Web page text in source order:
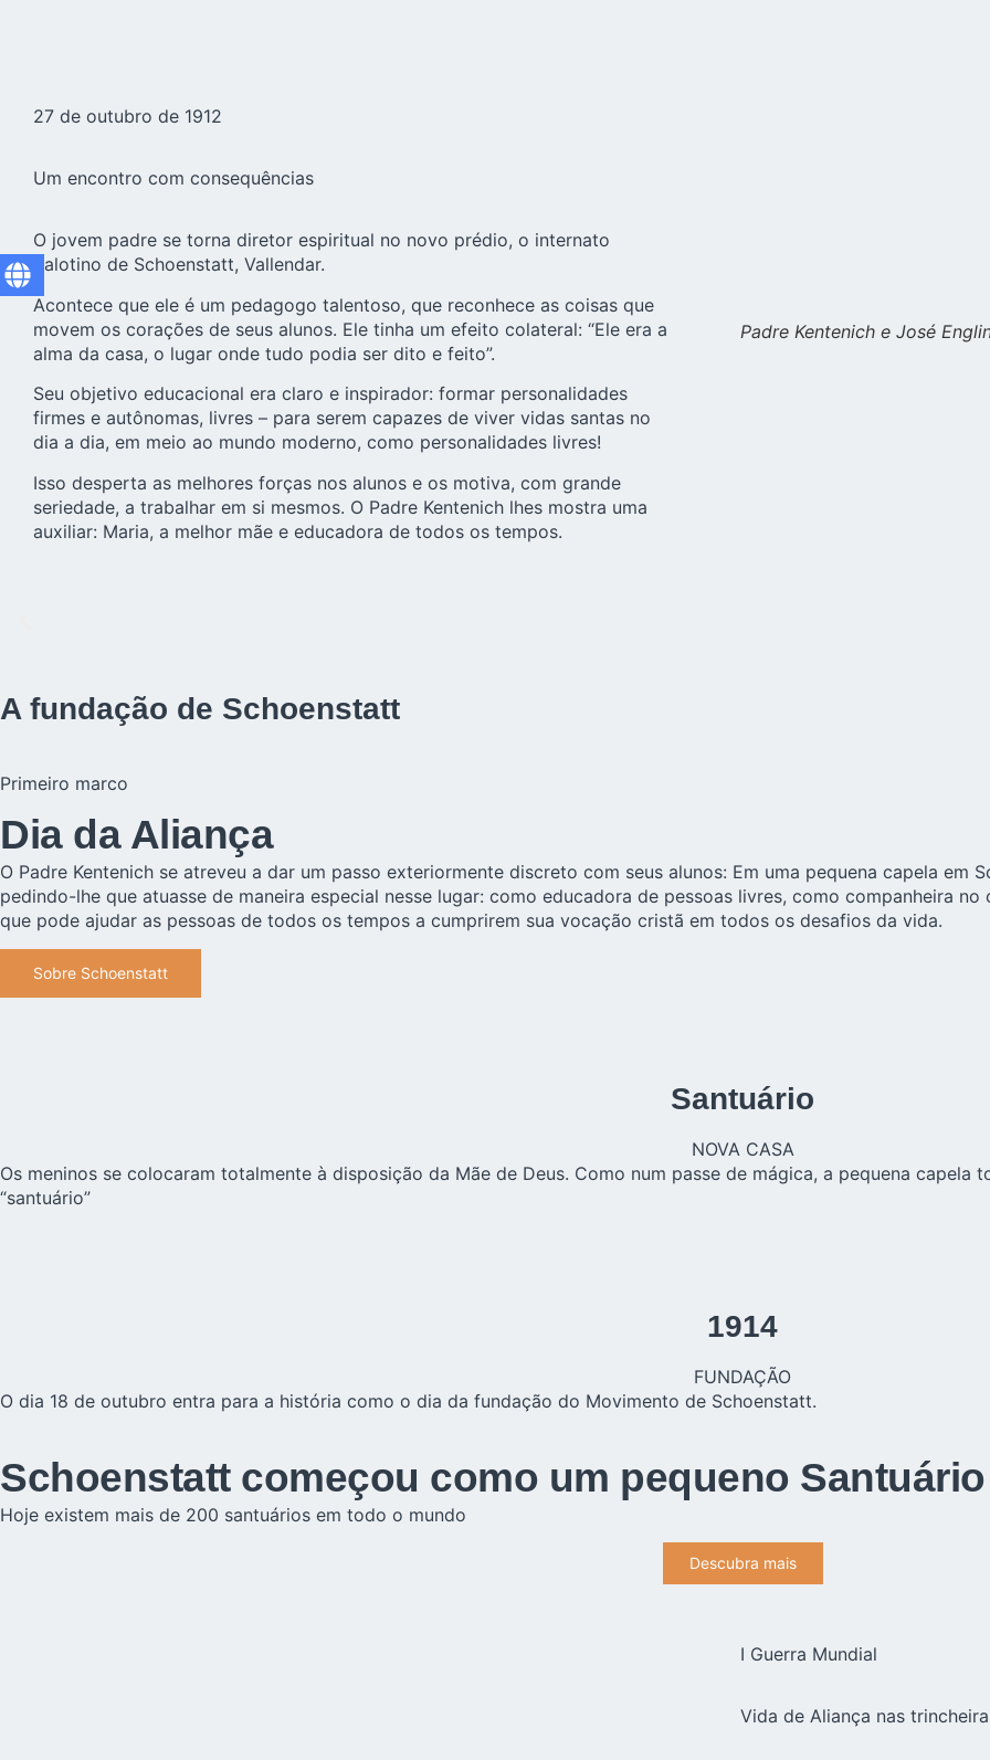
27 de outubro de 1912
Um encontro com consequências
O jovem padre se torna diretor espiritual no novo prédio, o internato
palotino de Schoenstatt, Vallendar.
Acontece que ele é um pedagogo talentoso, que reconhece as coisas que
movem os corações de seus alunos. Ele tinha um efeito colateral: “Ele era a
alma da casa, o lugar onde tudo podia ser dito e feito”.
Seu objetivo educacional era claro e inspirador: formar personalidades
firmes e autônomas, livres – para serem capazes de viver vidas santas no
dia a dia, em meio ao mundo moderno, como personalidades livres!
Isso desperta as melhores forças nos alunos e os motiva, com grande
seriedade, a trabalhar em si mesmos. O Padre Kentenich lhes mostra uma
auxiliar: Maria, a melhor mãe e educadora de todos os tempos.
Padre Kentenich e José
A fundação de Schoenstatt
Primeiro marco
Dia da Aliança
O Padre Kentenich se atreveu a dar um passo exteriormente discreto com seus alunos: Em uma pequena capela em
pedindo-lhe que atuasse de maneira especial nesse lugar: como educadora de pessoas livres, como companheira
que pode ajudar as pessoas de todos os tempos a cumprirem sua vocação cristã em todos os desafios da vida.
Sobre Schoenstatt
Santuário
NOVA CASA
Os meninos se colocaram totalmente à disposição da Mãe de Deus. Como num passe de mágica, a pequena capela
“santuário”
1914
FUNDAÇÃO
O dia 18 de outubro entra para a história como o dia da fundação do Movimento de Schoenstatt.
Schoenstatt começou como um pequeno Santuário
Hoje existem mais de 200 santuários em todo o mundo
Descubra mais
I Guerra Mundial
Vida de Aliança nas